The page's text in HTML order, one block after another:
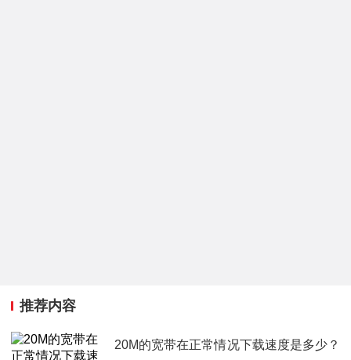
推荐内容
20M的宽带在正常情况下载速度是多少？